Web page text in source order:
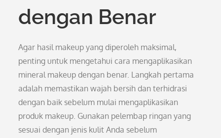
dengan Benar
Agar hasil makeup yang diperoleh maksimal,
penting untuk mengetahui cara mengaplikasikan
mineral makeup dengan benar. Langkah pertama
adalah memastikan wajah bersih dan terhidrasi
dengan baik sebelum mulai mengaplikasikan
produk makeup. Gunakan pelembap ringan yang
sesuai dengan jenis kulit Anda sebelum